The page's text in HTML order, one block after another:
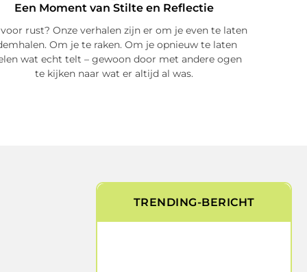
Een Moment van Stilte en Reflectie
rust? Onze verhalen zijn er om je even te laten
Om je te raken. Om je opnieuw te laten
wat echt telt – gewoon door met andere ogen
te kijken naar wat er altijd al was.
TRENDING-BERICHT